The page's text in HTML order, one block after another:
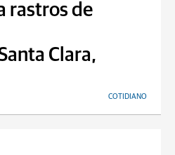
rastros de
Clara,
COTIDIANO